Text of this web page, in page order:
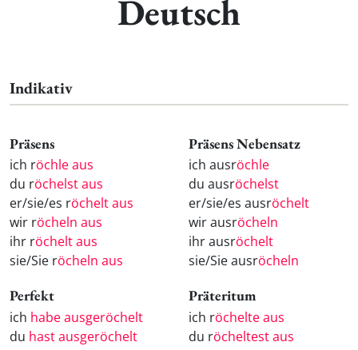
Deutsch
Indikativ
Präsens
ich röchle aus
du röchelst aus
er/sie/es röchelt aus
wir röcheln aus
ihr röchelt aus
sie/Sie röcheln aus
Präsens Nebensatz
ich ausröchle
du ausröchelst
er/sie/es ausröchelt
wir ausröcheln
ihr ausröchelt
sie/Sie ausröcheln
Perfekt
ich habe ausgeröchelt
du hast ausgeröchelt
Präteritum
ich röchelte aus
du röcheltest aus